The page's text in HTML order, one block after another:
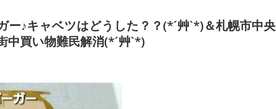
ー♪キャベツはどうした？？(*´艸`*)＆札幌市中
中買い物難民解消(*´艸`*)